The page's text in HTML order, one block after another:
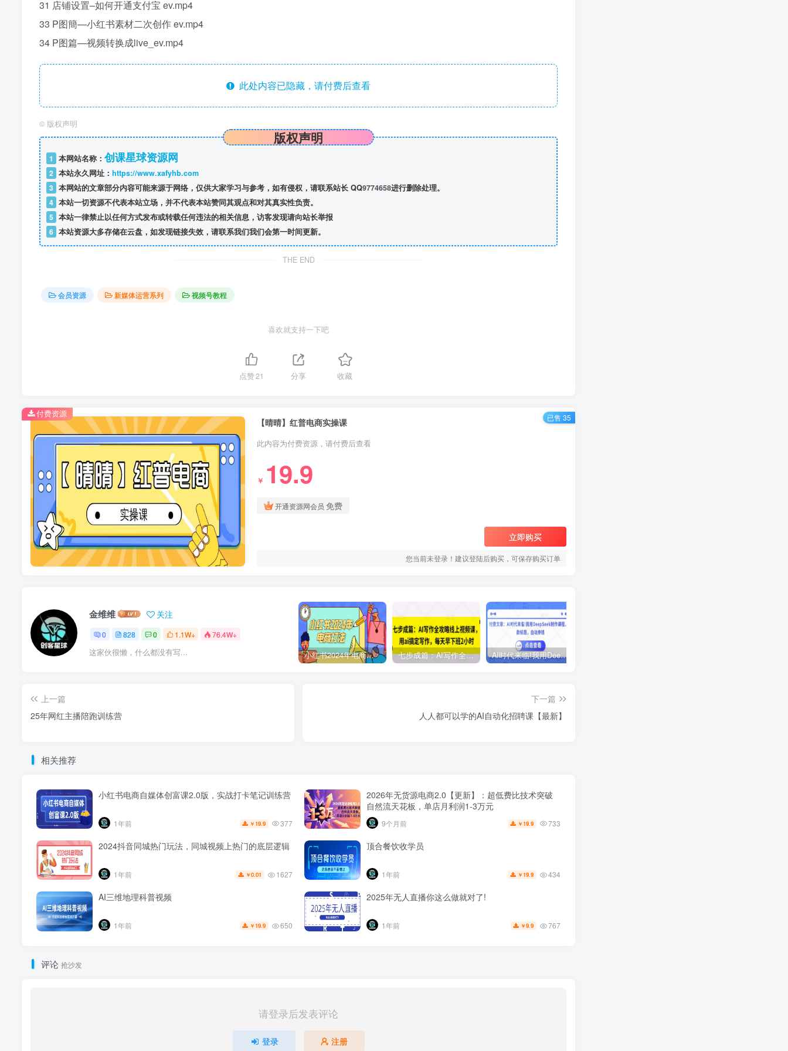
31 店铺设置–如何开通支付宝 ev.mp4
33 P图簡—小红书素材二次创作 ev.mp4
34 P图篇—视频转换成live_ev.mp4
此处内容已隐藏，请付费后查看
© 版权声明
版权声明
1 本网站名称： 创课星球资源网
2 本站永久网址： https://www.xafyhb.com
3 本网站的文章部分内容可能来源于网络，仅供大家学习与参考，如有侵权，请联系站长 QQ9774658进行删除处理。
4 本站一切资源不代表本站立场，并不代表本站赞同其观点和对其真实性负责。
5 本站一律禁止以任何方式发布或转载任何违法的相关信息，访客发现请向站长举报
6 本站资源大多存储在云盘，如发现链接失效，请联系我们我们会第一时间更新。
THE END
会员资源 新媒体运营系列 视频号教程
喜欢就支持一下吧
点赞21 分享 收藏
【晴晴】红普电商实操课
此内容为付费资源，请付费后查看
￥ 19.9
开通资源网会员 免费
立即购买
您当前未登录！建议登陆后购买，可保存购买订单
付费资源 已售 35
金维维 关注
0 828 0 1.1W+ 76.4W+
这家伙很懒，什么都没有写... 小红书2024年电商打法，手把手教你如何打爆小红书店铺 七步成篇：AI写作全攻略线上视频课，用ai搞定写作，每天早下班2小时 AI时代来临!我用DeepSeek制作课程、爆款标题，自动挣钱
上一篇
25年网红主播陪跑训练营
下一篇
人人都可以学的AI自动化招聘课【最新】
相关推荐
小红书电商自媒体创富课2.0版，实战打卡笔记训练营
1年前 ￥ 19.9 377
2026年无货源电商2.0【更新】：超低费比技术突破
自然流天花板，单店月利润1-3万元
9个月前 ￥ 19.9 733
2024抖音同城热门玩法，​同城视频上热门的底层逻辑
1年前 ￥0.01 1627
顶合餐饮收学员
1年前 ￥ 19.9 434
AI三维地理科普视频
1年前 ￥ 19.9 650
2025年无人直播你这么做就对了!
1年前 ￥9.9 767
评论 抢沙发
请登录后发表评论
登录 注册